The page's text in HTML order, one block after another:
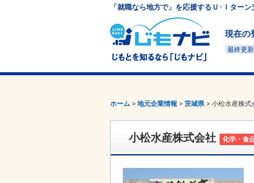
「就職なら地方で」を応援するＵ･Ｉター
現在の
最終更
ホーム > 地元企業情報 > 茨城県 > 小松水産株式
小松水産株式会社 化学・食